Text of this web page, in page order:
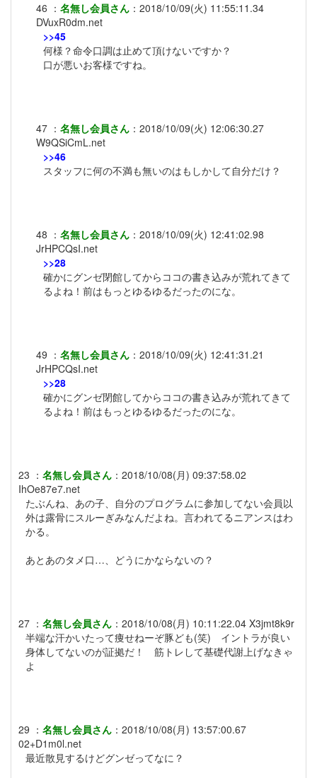
46 ： 名無し会員さん ： 2018/10/09(火) 11:55:11.34
DVuxR0dm.net
>>45
何様？命令口調は止めて頂けないですか？
口が悪いお客様ですね。
47 ： 名無し会員さん ： 2018/10/09(火) 12:06:30.27
W9QSiCmL.net
>>46
スタッフに何の不満も無いのはもしかして自分だけ？
48 ： 名無し会員さん ： 2018/10/09(火) 12:41:02.98
JrHPCQsI.net
>>28
確かにグンゼ閉館してからココの書き込みが荒れてきて
るよね！前はもっとゆるゆるだったのにな。
49 ： 名無し会員さん ： 2018/10/09(火) 12:41:31.21
JrHPCQsI.net
>>28
確かにグンゼ閉館してからココの書き込みが荒れてきて
るよね！前はもっとゆるゆるだったのにな。
23 ： 名無し会員さん ： 2018/10/08(月) 09:37:58.02
IhOe87e7.net
たぶんね、あの子、自分のプログラムに参加してない会員以
外は露骨にスルーぎみなんだよね。言われてるニアンスはわ
かる。
あとあのタメ口…、どうにかならないの？
27 ： 名無し会員さん ： 2018/10/08(月) 10:11:22.04 X3jmt8k9r
半端な汗かいたって痩せねーぞ豚ども(笑) イントラが良い
身体してないのが証拠だ！ 筋トレして基礎代謝上げなきゃ
よ
29 ： 名無し会員さん ： 2018/10/08(月) 13:57:00.67
02+D1m0l.net
最近散見するけどグンゼってなに？